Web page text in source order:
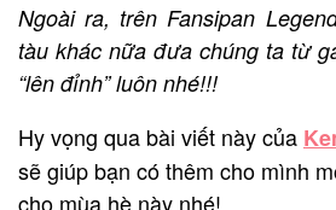
Ngoài ra, trên Fansipan
tàu khác nữa đưa chúng ta từ
“lên đỉnh” luôn nhé!!!
Hy vọng qua bài viết này của
sẽ giúp bạn có thêm cho mình
cho mùa hè này nhé!